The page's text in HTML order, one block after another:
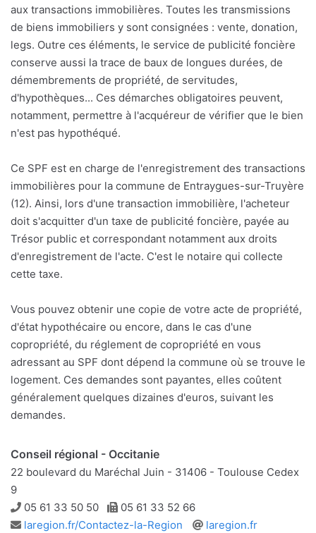
aux transactions immobilières. Toutes les transmissions
de biens immobiliers y sont consignées : vente, donation,
legs. Outre ces éléments, le service de publicité foncière
conserve aussi la trace de baux de longues durées, de
démembrements de propriété, de servitudes,
d'hypothèques... Ces démarches obligatoires peuvent,
notamment, permettre à l'acquéreur de vérifier que le bien
n'est pas hypothéqué.
Ce SPF est en charge de l'enregistrement des transactions
immobilières pour la commune de Entraygues-sur-Truyère
(12). Ainsi, lors d'une transaction immobilière, l'acheteur
doit s'acquitter d'un taxe de publicité foncière, payée au
Trésor public et correspondant notamment aux droits
d'enregistrement de l'acte. C'est le notaire qui collecte
cette taxe.
Vous pouvez obtenir une copie de votre acte de propriété,
d'état hypothécaire ou encore, dans le cas d'une
copropriété, du réglement de copropriété en vous
adressant au SPF dont dépend la commune où se trouve le
logement. Ces demandes sont payantes, elles coûtent
généralement quelques dizaines d'euros, suivant les
demandes.
Conseil régional - Occitanie
22 boulevard du Maréchal Juin - 31406 - Toulouse Cedex
9
Téléphone
05 61 33 50 50 Télécopie
05 61 33 52 66
Adresse
laregion.fr/Contactez-la-Region
Site
laregion.fr